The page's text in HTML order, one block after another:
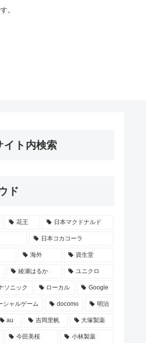
。
イト内検索
ド
花王 日本マクドナルド
日本コカコーラ
海外 資生堂
綾瀬はるか ユニクロ
ソニック ローカル Google
シャルゲーム docomo 明治
au 吉岡里帆 大塚製薬
今田美桜 小林製薬